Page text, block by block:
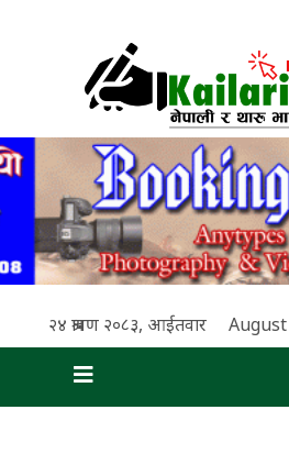
२४ श्रावण २०८३, आईतवार